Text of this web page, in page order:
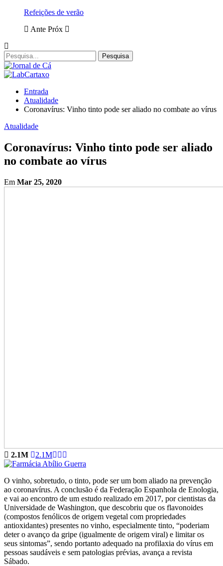
Refeições de verão
Ante Próx
Entrada
Atualidade
Coronavírus: Vinho tinto pode ser aliado no combate ao vírus
Atualidade
Coronavírus: Vinho tinto pode ser aliado
no combate ao vírus
Em Mar 25, 2020
2.1M 2.1M
O vinho, sobretudo, o tinto, pode ser um bom aliado na prevenção
ao coronavírus. A conclusão é da Federação Espanhola de Enologia,
e vai ao encontro de um estudo realizado em 2017, por cientistas da
Universidade de Washington, que descobriu que os flavonoides
(compostos fenólicos de origem vegetal com propriedades
antioxidantes) presentes no vinho, especialmente tinto, “poderiam
deter o avanço da gripe (igualmente de origem viral) e limitar os
seus sintomas”, sendo portanto adequado na profilaxia do vírus em
pessoas saudáveis e sem patologias prévias, avança a revista
Sábado.